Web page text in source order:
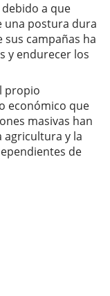
a que
una postura dura
campañas ha
y endurecer los
propio
económico que
masivas han
agricultura y la
de